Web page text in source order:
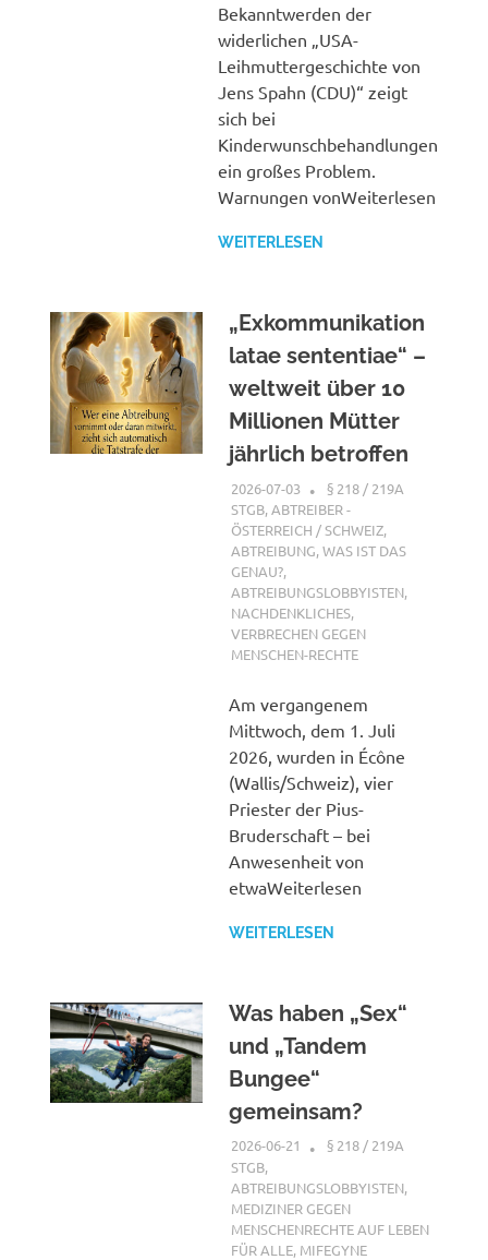
Bekanntwerden der
widerlichen „USA-
Leihmuttergeschichte von
Jens Spahn (CDU)“ zeigt
sich bei
Kinderwunschbehandlungen
ein großes Problem.
Warnungen vonWeiterlesen
WEITERLESEN
„Exkommunikation
latae sententiae“ –
weltweit über 10
Millionen Mütter
jährlich betroffen
2026-07-03 XX
§ 218 / 219A
STGB,ABTREIBER -
ÖSTERREICH / SCHWEIZ,
ABTREIBUNG, WAS IST DAS
GENAU?,
ABTREIBUNGSLOBBYISTEN,
NACHDENKLICHES,
VERBRECHEN GEGEN
MENSCHEN-RECHTE
Am vergangenem
Mittwoch, dem 1. Juli
2026, wurden in Écône
(Wallis/Schweiz), vier
Priester der Pius-
Bruderschaft – bei
Anwesenheit von
etwaWeiterlesen
WEITERLESEN
Was haben „Sex“
und „Tandem
Bungee“
gemeinsam?
2026-06-21 XX
§ 218 / 219A
STGB,
ABTREIBUNGSLOBBYISTEN,
MEDIZINER GEGEN
MENSCHENRECHTE AUF LEBEN
FÜR ALLE, MIFEGYNE